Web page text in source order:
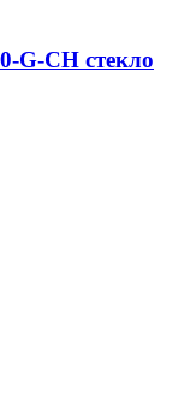
G-CH стекло